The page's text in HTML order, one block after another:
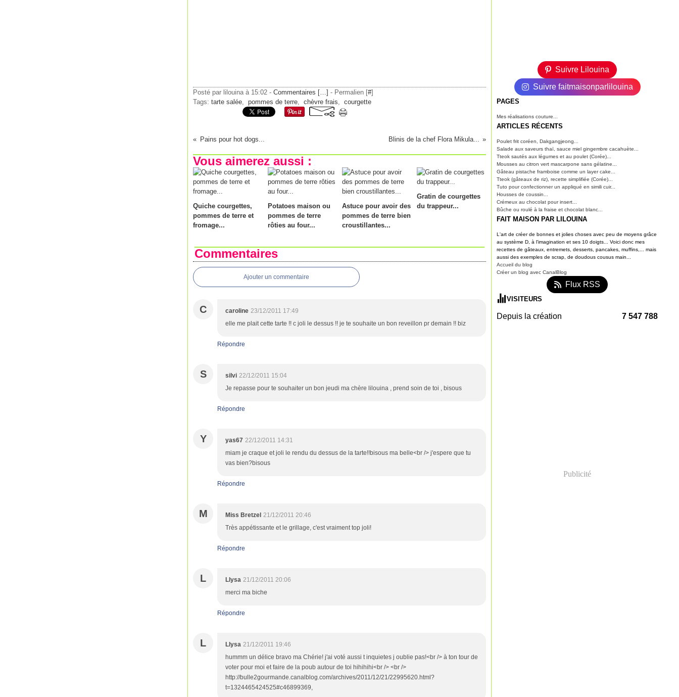
Posté par lilouina à 15:02 - Commentaires […] - Permalien [#]
Tags: tarte salée, pommes de terre, chèvre frais, courgette
Pains pour hot dogs... Blinis de la chef Flora Mikula...
Vous aimerez aussi :
Quiche courgettes,
pommes de terre et
fromage...
Potatoes maison ou
pommes de terre
rôties au four...
Astuce pour avoir des
pommes de terre bien
croustillantes...
Gratin de courgettes
du trappeur...
Commentaires
Ajouter un commentaire
C caroline 23/12/2011 17:49
elle me plait cette tarte !! c joli le dessus !! je te souhaite un bon reveillon pr demain !! biz
Répondre
S silvi 22/12/2011 15:04
Je repasse pour te souhaiter un bon jeudi ma chère lilouina , prend soin de toi , bisous
Répondre
Y yas67 22/12/2011 14:31
miam je craque et joli le rendu du dessus de la tarte!!bisous ma belle<br /> j'espere que tu
vas bien?bisous
Répondre
M Miss Bretzel 21/12/2011 20:46
Très appétissante et le grillage, c'est vraiment top joli!
Répondre
L Llysa 21/12/2011 20:06
merci ma biche
Répondre
L Llysa 21/12/2011 19:46
hummm un délice bravo ma Chérie! j'ai voté aussi t inquietes j oublie pas!<br /> à ton tour de
voter pour moi et faire de la poub autour de toi hihihihi<br /> <br />
http://bulle2gourmande.canalblog.com/archives/2011/12/21/22995620.html?
t=1324465424525#c46899369,
Suivre Lilouina
Suivre faitmaisonparlilouina
PAGES
Mes réalisations couture...
ARTICLES RÉCENTS
Poulet frit coréen, Dakgangjeong...
Salade aux saveurs thaï, sauce miel gingembre cacahuète...
Tteok sautés aux légumes et au poulet (Corée)...
Mousses au citron vert mascarpone sans gélatine...
Gâteau pistache framboise comme un layer cake...
Tteok (gâteaux de riz), recette simplifiée (Corée)...
Tuto pour confectionner un appliqué en simili cuir...
Housses de coussin...
Crémeux au chocolat pour insert...
Bûche ou roulé à la fraise et chocolat blanc...
FAIT MAISON PAR LILOUINA
L'art de créer de bonnes et jolies choses avec peu de moyens grâce
au système D, à l'imagination et ses 10 doigts... Voici donc mes
recettes de gâteaux, entremets, desserts, pancakes, muffins,... mais
aussi des exemples de scrap, de doudous cousus main...
Accueil du blog
Créer un blog avec CanalBlog
Flux RSS
VISITEURS
Depuis la création 7 547 788
Publicité